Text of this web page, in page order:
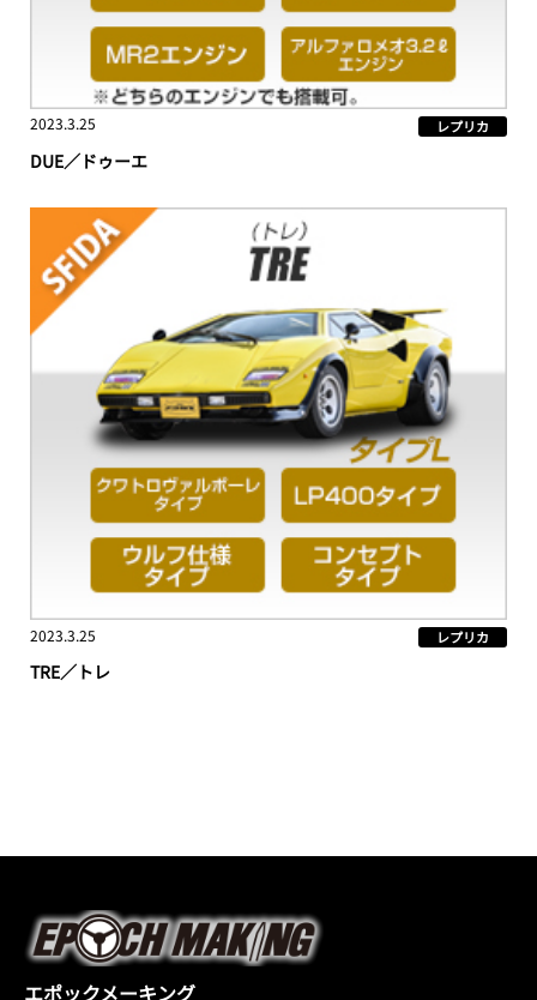
2023.3.25 レプリカ
DUE／ドゥーエ
2023.3.25 レプリカ
TRE／トレ
エポックメーキング